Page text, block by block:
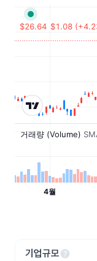
기업규모help